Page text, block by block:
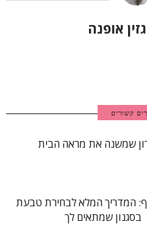
אופנה
קשורים
שמשנה את מראה הבית
המדריך המלא לבחירת טבעת
בסגנון שמתאים לך